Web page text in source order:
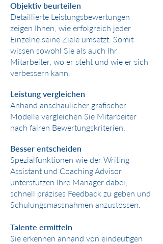
Objektiv beurteilen
Detaillierte Leistungsbewertungen
zeigen Ihnen, wie erfolgreich jeder
Einzelne seine Ziele umsetzt. Somit
wissen sowohl Sie als auch Ihr
Mitarbeiter, wo er steht und wie er sich
verbessern kann.
Leistung vergleichen
Anhand anschaulicher grafischer
Modelle vergleichen Sie Mitarbeiter
nach fairen Bewertungskriterien.
Besser entscheiden
Spezialfunktionen wie der Writing
Assistant und Coaching Advisor
unterstützen Ihre Manager dabei,
schnell präzises Feedback zu geben und
Schulungsmassnahmen anzustossen.
Talente ermitteln
Sie erkennen anhand von eindeutigen